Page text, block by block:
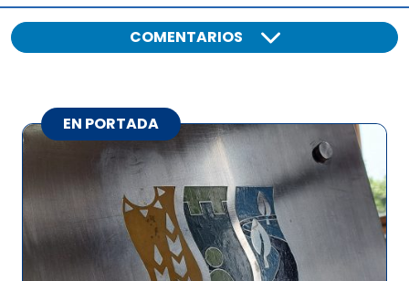
COMENTARIOS
EN PORTADA